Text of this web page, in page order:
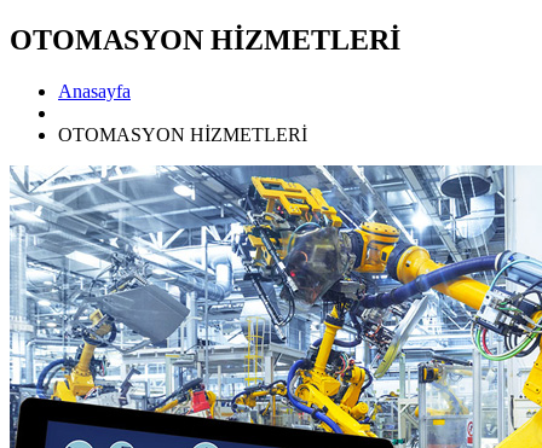
OTOMASYON HİZMETLERİ
Anasayfa
OTOMASYON HİZMETLERİ